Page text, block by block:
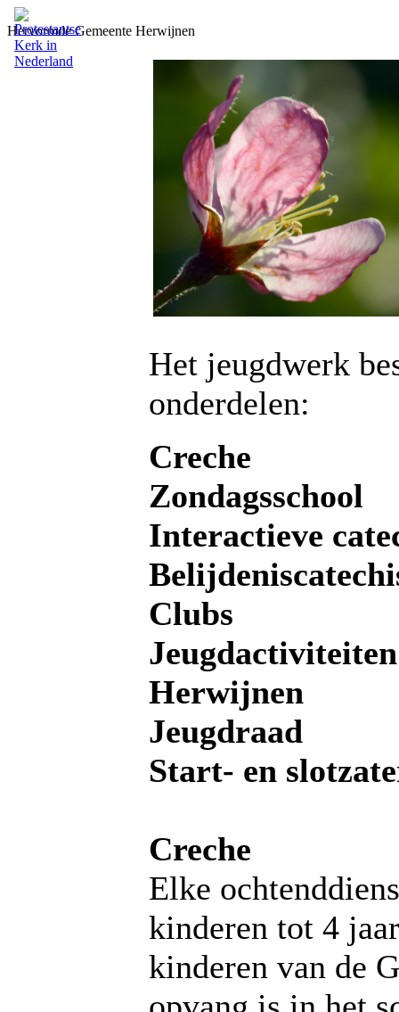
Hervormde Gemeente Herwijnen
Het jeugdwerk
onderdelen:
Creche
Zondagsschool
Interactieve
Clubs
Herwijnen
Jeugdraad
Start- en
Creche
Elke
kinderen tot 4
kinderen van de